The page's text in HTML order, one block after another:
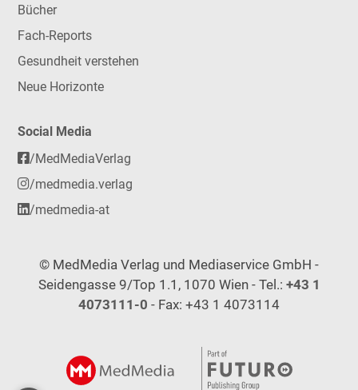
Bücher
Fach-Reports
Gesundheit verstehen
Neue Horizonte
Social Media
/MedMediaVerlag
/medmedia.verlag
/medmedia-at
© MedMedia Verlag und Mediaservice GmbH -
Seidengasse 9/Top 1.1, 1070 Wien - Tel.: +43 1
4073111-0 - Fax: +43 1 4073114